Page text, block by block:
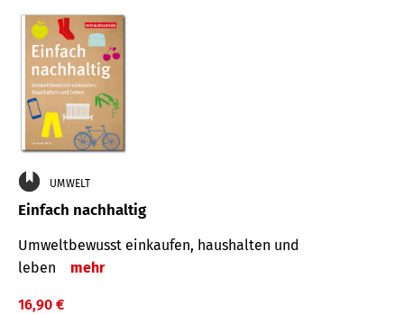
UMWELT
Einfach nachhaltig
Umweltbewusst einkaufen, haushalten und
leben
mehr
16,90 €